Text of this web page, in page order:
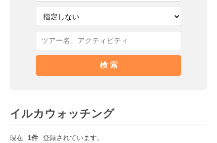
イルカウォッチング
現在 1件 登録されています。